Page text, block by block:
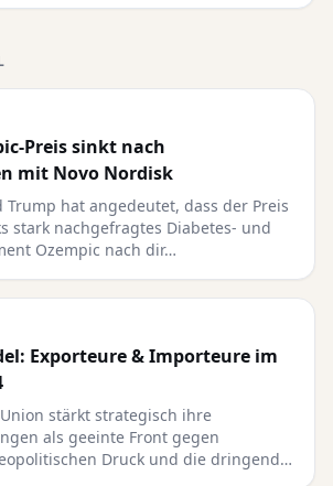
Preis sinkt nach
mit Novo Nordisk
Trump hat angedeutet, dass der Preis
stark nachgefragtes Diabetes- und
Ozempic nach dir…
Exporteure & Importeure im
stärkt strategisch ihre
als geeinte Front gegen
Druck und die dringend…